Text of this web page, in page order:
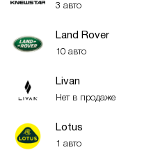
3 авто
Land Rover
10 авто
Livan
Нет в продаже
Lotus
1 авто